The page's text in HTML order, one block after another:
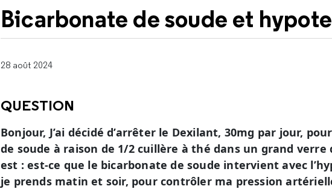
Bicarbonate de soude et
28 août 2024
QUESTION
Bonjour, J’ai décidé d’arrêter le Dexilant, 30mg par jour,
de soude à raison de 1/2 cuillère à thé dans un grand verre
est : est-ce que le bicarbonate de soude intervient avec
je prends matin et soir, pour contrôler ma pression